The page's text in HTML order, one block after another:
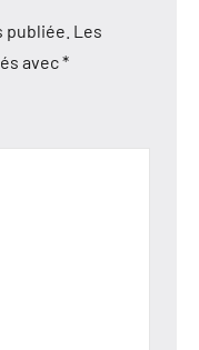
publiée. Les
avec*